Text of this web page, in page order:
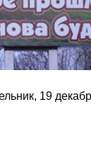
19